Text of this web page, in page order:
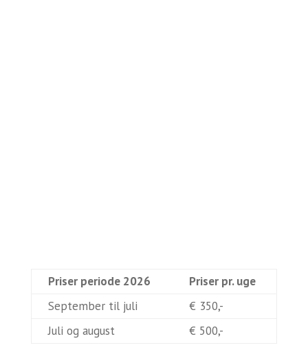
Priser periode 2026
Priser pr. uge
September til juli
€ 350,-
Juli og august
€ 500,-